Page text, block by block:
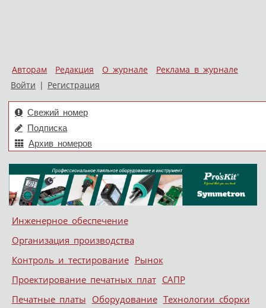
Авторам Редакция О журнале
Реклама в журнале
Войти | Регистрация
Свежий номер
Подписка
Архив номеров
Меню
Skip to content
Инженерное обеспечение
Организация производства
Контроль и тестирование Рынок
Проектирование печатных плат САПР
Печатные платы Оборудование Технологии сборки